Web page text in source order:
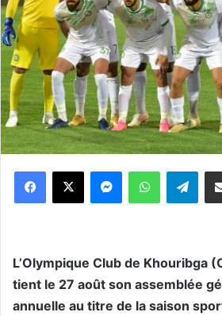
WhatsApp Telegram
L’Olympique Club de Khouribga
tient le 27 août son assemblée
annuelle au titre de la saison